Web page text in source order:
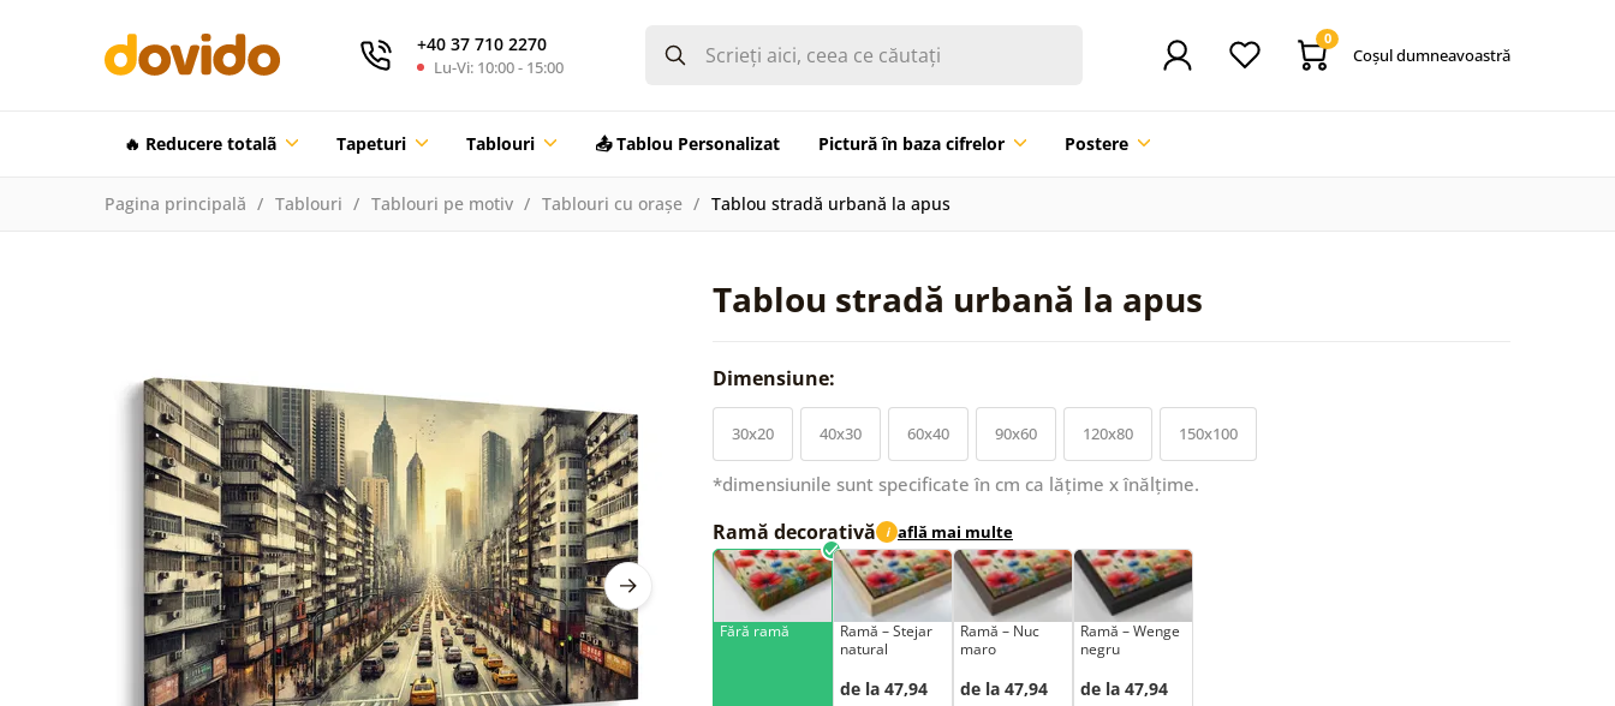
+40 37 710 2270
Lu-Vi: 10:00 - 15:00
0
Coşul dumneavoastră
🔥 Reducere totalã Tapeturi Tablouri 📤 Tablou Personalizat Pictură în baza cifrelor Postere
Pagina principală Tablouri Tablouri pe motiv Tablouri cu orașe Tablou stradă urbană la apus
Tablou stradă urbană la apus
Dimensiune:
30x20 40x30 60x40 90x60 120x80 150x100
*dimensiunile sunt specificate în cm ca lățime x înălțime.
Ramă decorativă i află mai multe
Fără ramă
Ramă – Stejar
natural
de la 47,94
Ramă – Nuc
maro
de la 47,94
Ramă – Wenge
negru
de la 47,94